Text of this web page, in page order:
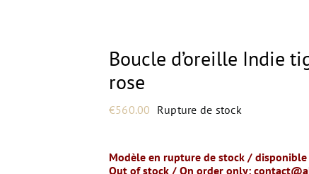
Boucle d’oreille Indie
rose
€560.00 Rupture de stock
Modèle en rupture de stock /
Out of stock / On order only: